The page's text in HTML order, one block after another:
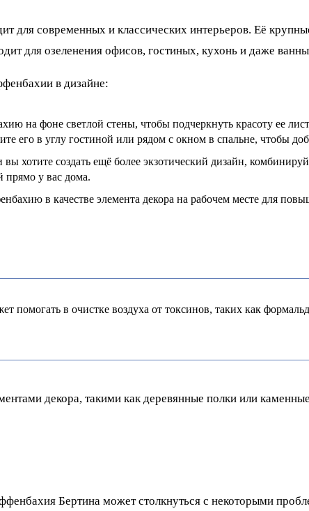
для современных и классических интерьеров. Её
для озеленения офисов, гостиных, кухонь и даже
в дизайне:
на фоне светлой стены, чтобы подчеркнуть красоту ее
его в углу гостиной или рядом с окном в спальне, чтобы
вы хотите создать ещё более экзотический дизайн,
прямо у вас дома.
в качестве элемента декора на рабочем месте для
помогать в очистке воздуха от токсинов, таких как
декора, такими как деревянные полки или
Бертина может столкнуться с некоторыми